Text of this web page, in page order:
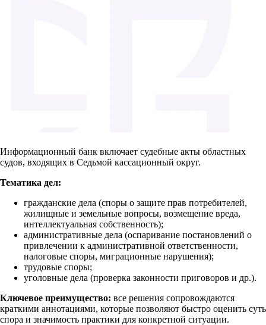
Информационный банк включает судебные акты областных
судов, входящих в Седьмой кассационный округ.
Тематика дел:
гражданские дела (споры о защите прав потребителей,
жилищные и земельные вопросы, возмещение вреда,
интеллектуальная собственность);
административные дела (оспаривание постановлений о
привлечении к административной ответственности,
налоговые споры, миграционные нарушения);
трудовые споры;
уголовные дела (проверка законности приговоров и др.).
Ключевое преимущество: все решения сопровождаются
краткими аннотациями, которые позволяют быстро оценить суть
спора и значимость практики для конкретной ситуации.